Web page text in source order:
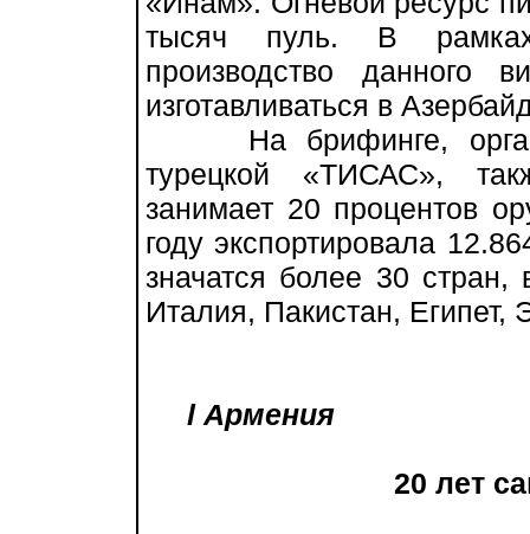
тысяч пуль. В
производство данного
изготавливаться в
На брифинге,
турецкой «ТИСАС»,
занимает 20 процентов
году экспортировала
значатся более 30
Италия, Пакистан,
l Армения
20 лет